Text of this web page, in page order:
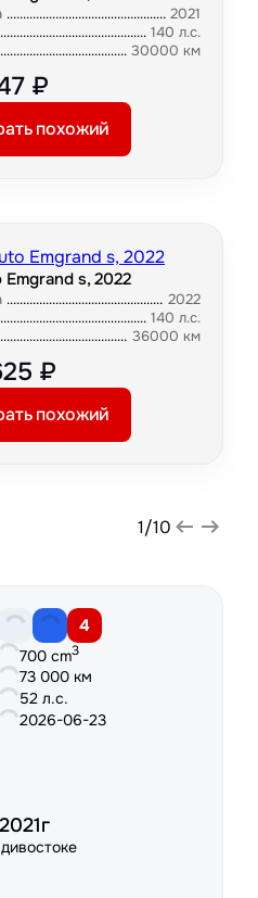
2021
140 л.с.
30000 км
₽
похожий
s, 2022
2022
140 л.с.
36000 км
₽
похожий
1/10
4
700 cm3
73 000 км
52 л.с.
2026-06-23